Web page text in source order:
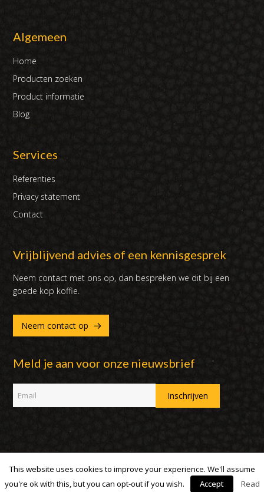
Algemeen
Home
Producten zoeken
Product informatie
Blog
Services
Referenties
Privacy statement
Contact
Vrijblijvend advies of een kennisgesprek
Neem contact met ons op, dan bespreken we dit bij een
goede kop koffie.
Neem contact op
Meld je aan voor onze nieuwsbrief
Copyright 2007 - 2019 | DUX International B.V. | Alle rechten
voorbehouden
This website uses cookies to improve your experience. We'll assume
you're ok with this, but you can opt-out if you wish.
Accept Read